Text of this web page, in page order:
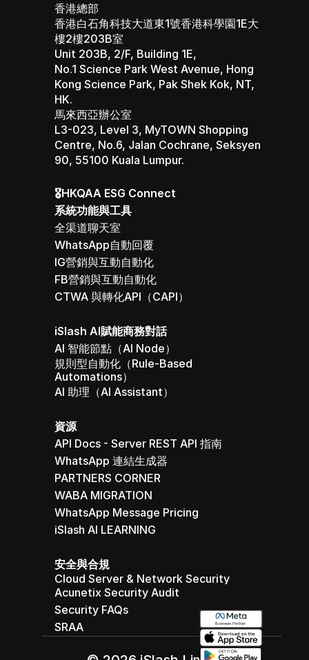
香港總部
香港白石角科技大道東1號香港科學園1E大
樓2樓203B室
Unit 203B, 2/F, Building 1E,
No.1 Science Park West Avenue, Hong
Kong Science Park, Pak Shek Kok, NT,
HK.
馬來西亞辦公室
L3-023, Level 3, MyTOWN Shopping
Centre, No.6, Jalan Cochrane, Seksyen
90, 55100 Kuala Lumpur.
🎖️HKQAA ESG Connect
系統功能與工具
全渠道聊天室
WhatsApp自動回覆
IG營銷與互動自動化
FB營銷與互動自動化
CTWA 與轉化API（CAPI）
iSlash AI賦能商務對話
AI 智能節點（AI Node）
規則型自動化（Rule-Based
Automations）
AI 助理（AI Assistant）
資源
API Docs - Server REST API 指南
WhatsApp 連結生成器
PARTNERS CORNER
WABA MIGRATION
WhatsApp Message Pricing
iSlash AI LEARNING
安全與合規
Cloud Server & Network Security
Acunetix Security Audit
Security FAQs
SRAA